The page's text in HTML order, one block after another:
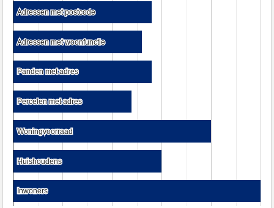
Adressen met postcode
Adressen met postcode
Adressen met woonfunctie
Adressen met woonfunctie
Panden met adres
Panden met adres
Percelen met adres
Percelen met adres
Woningvoorraad
Woningvoorraad
Huishoudens
Huishoudens
Inwoners
Inwoners